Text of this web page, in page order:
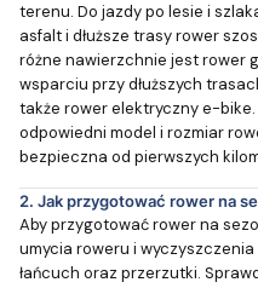
terenu. Do jazdy po lesie i
asfalt i dłuższe trasy rower
różne nawierzchnie jest rower
wsparciu przy dłuższych
także rower elektryczny e-
odpowiedni model i rozmiar
bezpieczna od pierwszych
2. Jak przygotować rower na
Aby przygotować rower na
umycia roweru i
łańcuch oraz przerzutki.